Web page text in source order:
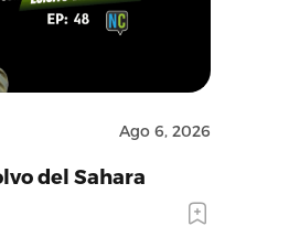
Ago 6, 2026
del Sahara